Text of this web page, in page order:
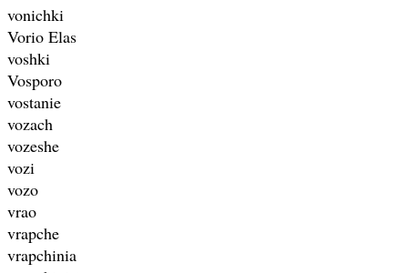
vonichki
Vorio Elas
voshki
Vosporo
vostanie
vozach
vozeshe
vozi
vozo
vrao
vrapche
vrapchinia